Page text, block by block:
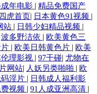
年电影 | 精品免费国产
四虎首页| 日本黄色91视频 |
站 | 日韩少妇精品视频 |
波多野洁依 | 欧美黄色三
| 欧美日韩黄色片 | 欧美
伦理影视 | 97干碰| 尤物在
网站| 人妖另类啪啪 | 欧
淫片 | 日韩成人福利影
视频 | 91人成亚洲高清 |